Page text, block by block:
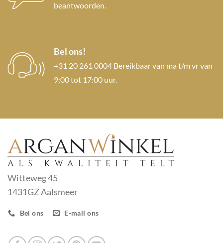
beantwoorden.
Bel ons!
+31 20 261 0004 Bereikbaar van ma t/m vr van
9:00 tot 17:00 uur.
Witteweg 45
1431GZ Aalsmeer
Bel ons E-mail ons